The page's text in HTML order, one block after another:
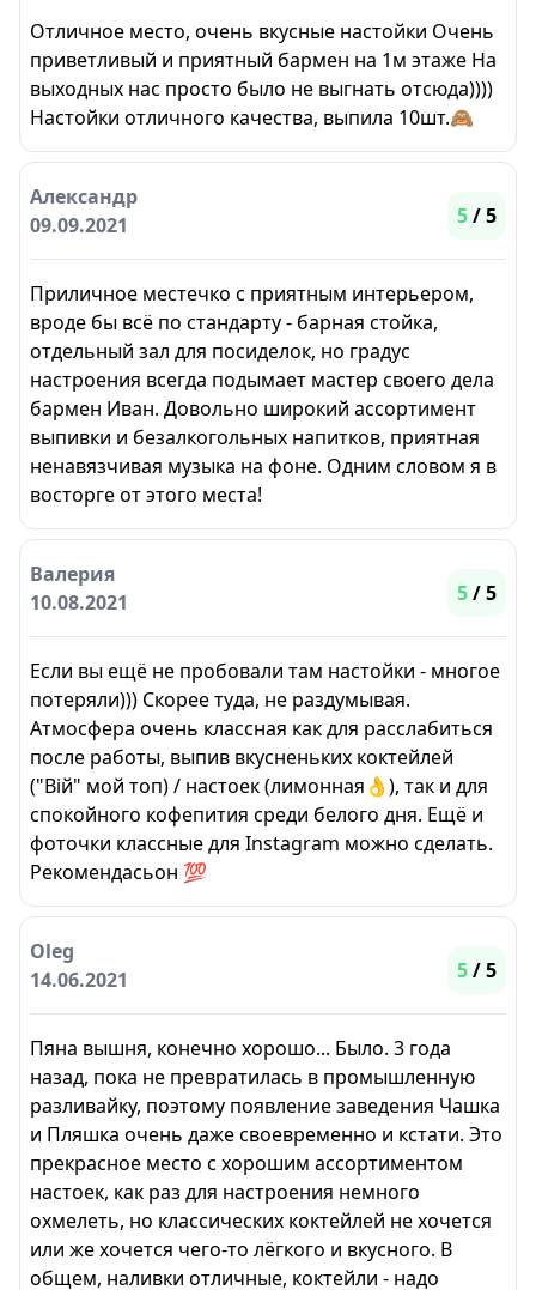
Отличное место, очень вкусные настойки Очень
приветливый и приятный бармен на 1м этаже На
выходных нас просто было не выгнать отсюда))))
Настойки отличного качества, выпила 10шт.🙈
Александр
09.09.2021
5/ 5
Приличное местечко с приятным интерьером,
вроде бы всё по стандарту - барная стойка,
отдельный зал для посиделок, но градус
настроения всегда подымает мастер своего дела
бармен Иван. Довольно широкий ассортимент
выпивки и безалкогольных напитков, приятная
ненавязчивая музыка на фоне. Одним словом я в
восторге от этого места!
Валерия
10.08.2021
5/ 5
Если вы ещё не пробовали там настойки - многое
потеряли))) Скорее туда, не раздумывая.
Атмосфера очень классная как для расслабиться
после работы, выпив вкусненьких коктейлей
("Вій" мой топ) / настоек (лимонная👌), так и для
спокойного кофепития среди белого дня. Ещё и
фоточки классные для Instagram можно сделать.
Рекомендасьон 💯
Oleg
14.06.2021
5/ 5
Пяна вышня, конечно хорошо... Было. 3 года
назад, пока не превратилась в промышленную
разливайку, поэтому появление заведения Чашка
и Пляшка очень даже своевременно и кстати. Это
прекрасное место с хорошим ассортиментом
настоек, как раз для настроения немного
охмелеть, но классических коктейлей не хочется
или же хочется чего-то лёгкого и вкусного. В
общем, наливки отличные, коктейли - надо